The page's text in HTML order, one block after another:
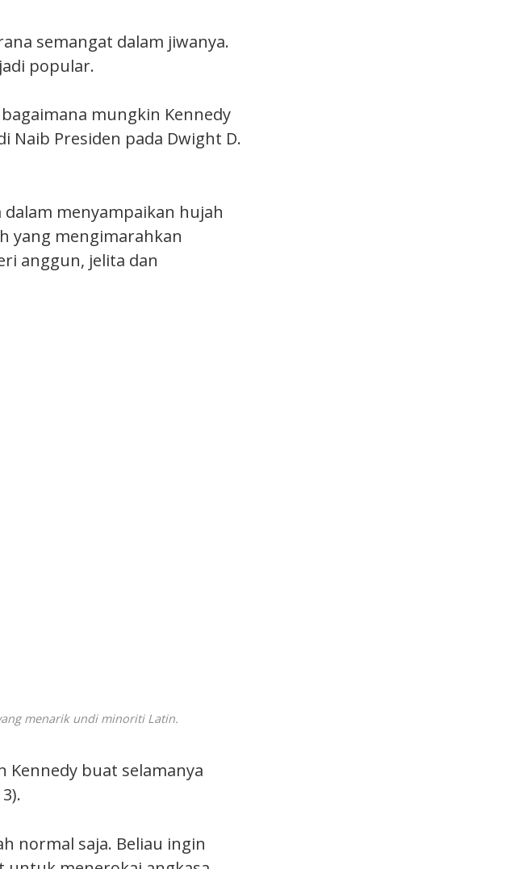
semangat dalam jiwanya.
popular.
mungkin Kennedy
Naib Presiden pada Dwight D.
menyampaikan hujah
yang mengimarahkan
anggun, jelita dan
menarik undi minoriti Latin.
Kennedy buat selamanya
normal saja. Beliau ingin